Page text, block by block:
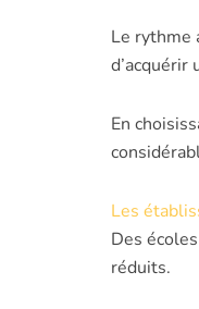
Le rythme
d’acquérir
En
Les
Des
réduits.